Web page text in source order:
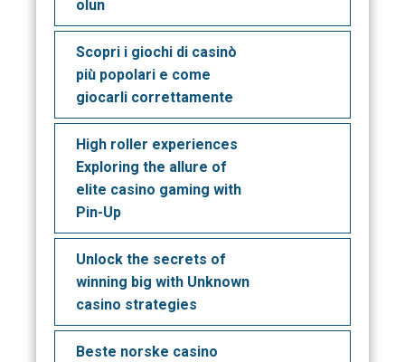
olun
Scopri i giochi di casinò
più popolari e come
giocarli correttamente
High roller experiences
Exploring the allure of
elite casino gaming with
Pin-Up
Unlock the secrets of
winning big with Unknown
casino strategies
Beste norske casino